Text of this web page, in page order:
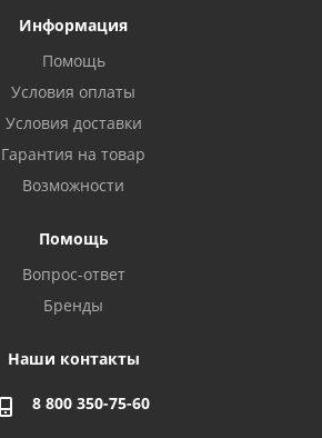
Информация
Помощь
Условия оплаты
Условия доставки
Гарантия на товар
Возможности
Помощь
Вопрос-ответ
Бренды
Наши контакты
8 800 350-75-60